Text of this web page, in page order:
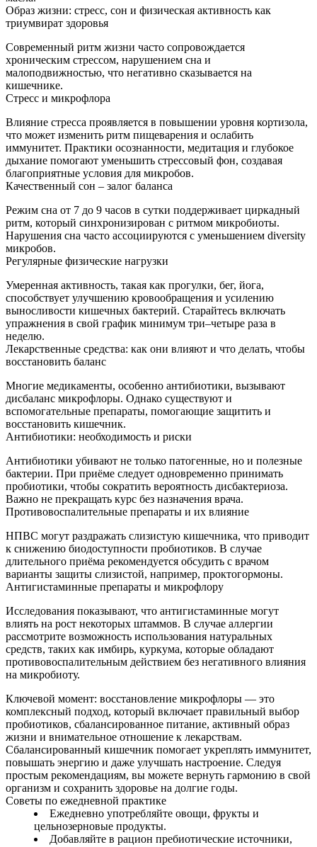
Образ жизни: стресс, сон и физическая активность как
триумвират здоровья
Современный ритм жизни часто сопровождается
хроническим стрессом, нарушением сна и
малоподвижностью, что негативно сказывается на
кишечнике.
Стресс и микрофлора
Влияние стресса проявляется в повышении уровня кортизола,
что может изменить ритм пищеварения и ослабить
иммунитет. Практики осознанности, медитация и глубокое
дыхание помогают уменьшить стрессовый фон, создавая
благоприятные условия для микробов.
Качественный сон – залог баланса
Режим сна от 7 до 9 часов в сутки поддерживает циркадный
ритм, который синхронизирован с ритмом микробиоты.
Нарушения сна часто ассоциируются с уменьшением diversity
микробов.
Регулярные физические нагрузки
Умеренная активность, такая как прогулки, бег, йога,
способствует улучшению кровообращения и усилению
выносливости кишечных бактерий. Старайтесь включать
упражнения в свой график минимум три–четыре раза в
неделю.
Лекарственные средства: как они влияют и что делать, чтобы
восстановить баланс
Многие медикаменты, особенно антибиотики, вызывают
дисбаланс микрофлоры. Однако существуют и
вспомогательные препараты, помогающие защитить и
восстановить кишечник.
Антибиотики: необходимость и риски
Антибиотики убивают не только патогенные, но и полезные
бактерии. При приёме следует одновременно принимать
пробиотики, чтобы сократить вероятность дисбактериоза.
Важно не прекращать курс без назначения врача.
Противовоспалительные препараты и их влияние
НПВС могут раздражать слизистую кишечника, что приводит
к снижению биодоступности пробиотиков. В случае
длительного приёма рекомендуется обсудить с врачом
варианты защиты слизистой, например, проктогормоны.
Антигистаминные препараты и микрофлору
Исследования показывают, что антигистаминные могут
влиять на рост некоторых штаммов. В случае аллергии
рассмотрите возможность использования натуральных
средств, таких как имбирь, куркума, которые обладают
противовоспалительным действием без негативного влияния
на микробиоту.
Ключевой момент: восстановление микрофлоры — это
комплексный подход, который включает правильный выбор
пробиотиков, сбалансированное питание, активный образ
жизни и внимательное отношение к лекарствам.
Сбалансированный кишечник помогает укреплять иммунитет,
повышать энергию и даже улучшать настроение. Следуя
простым рекомендациям, вы можете вернуть гармонию в свой
организм и сохранить здоровье на долгие годы.
Советы по ежедневной практике
Ежедневно употребляйте овощи, фрукты и
цельнозерновые продукты.
Добавляйте в рацион пребиотические источники,